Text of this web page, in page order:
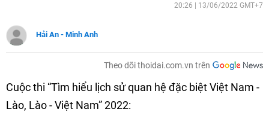
20:26 | 13/06/2022 GMT+7
Hải An - Minh Anh
Theo dõi thoidai.com.vn trên
Cuộc thi “Tìm hiểu lịch sử quan hệ đặc biệt Việt Nam -
Lào, Lào - Việt Nam” 2022: